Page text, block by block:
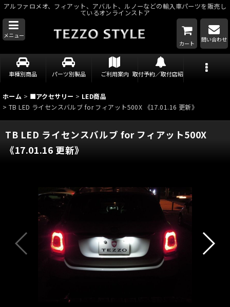
アルファロメオ、フィアット、アバルト、ルノーなどの輸入車パーツを販売し
ているオンラインストア
メニュー
カート
問い合わせ
車種別商品 パーツ別製品 ご利用案内 取付予約／取付店紹介
ホーム > ■アクセサリー > LED商品
> TB LED ライセンスバルブ for フィアット500X 《17.01.16 更新》
TB LED ライセンスバルブ for フィアット500X
《17.01.16 更新》